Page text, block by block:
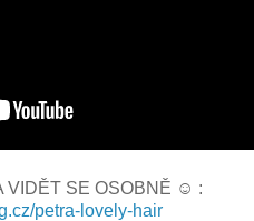
VIDĚT SE OSOBNĚ ☺ :
petra-lovely-hair